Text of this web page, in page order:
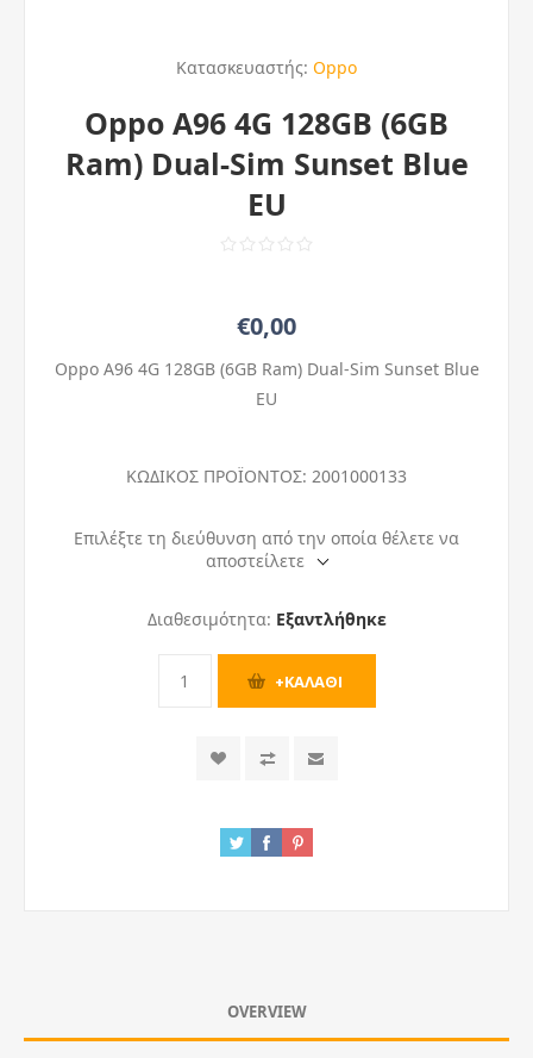
Κατασκευαστής: Oppo
Oppo A96 4G 128GB (6GB
Ram) Dual-Sim Sunset Blue
EU
€0,00
Oppo A96 4G 128GB (6GB Ram) Dual-Sim Sunset Blue
EU
ΚΩΔΙΚΟΣ ΠΡΟΪΟΝΤΟΣ: 2001000133
Επιλέξτε τη διεύθυνση από την οποία θέλετε να
αποστείλετε
Διαθεσιμότητα: Εξαντλήθηκε
OVERVIEW